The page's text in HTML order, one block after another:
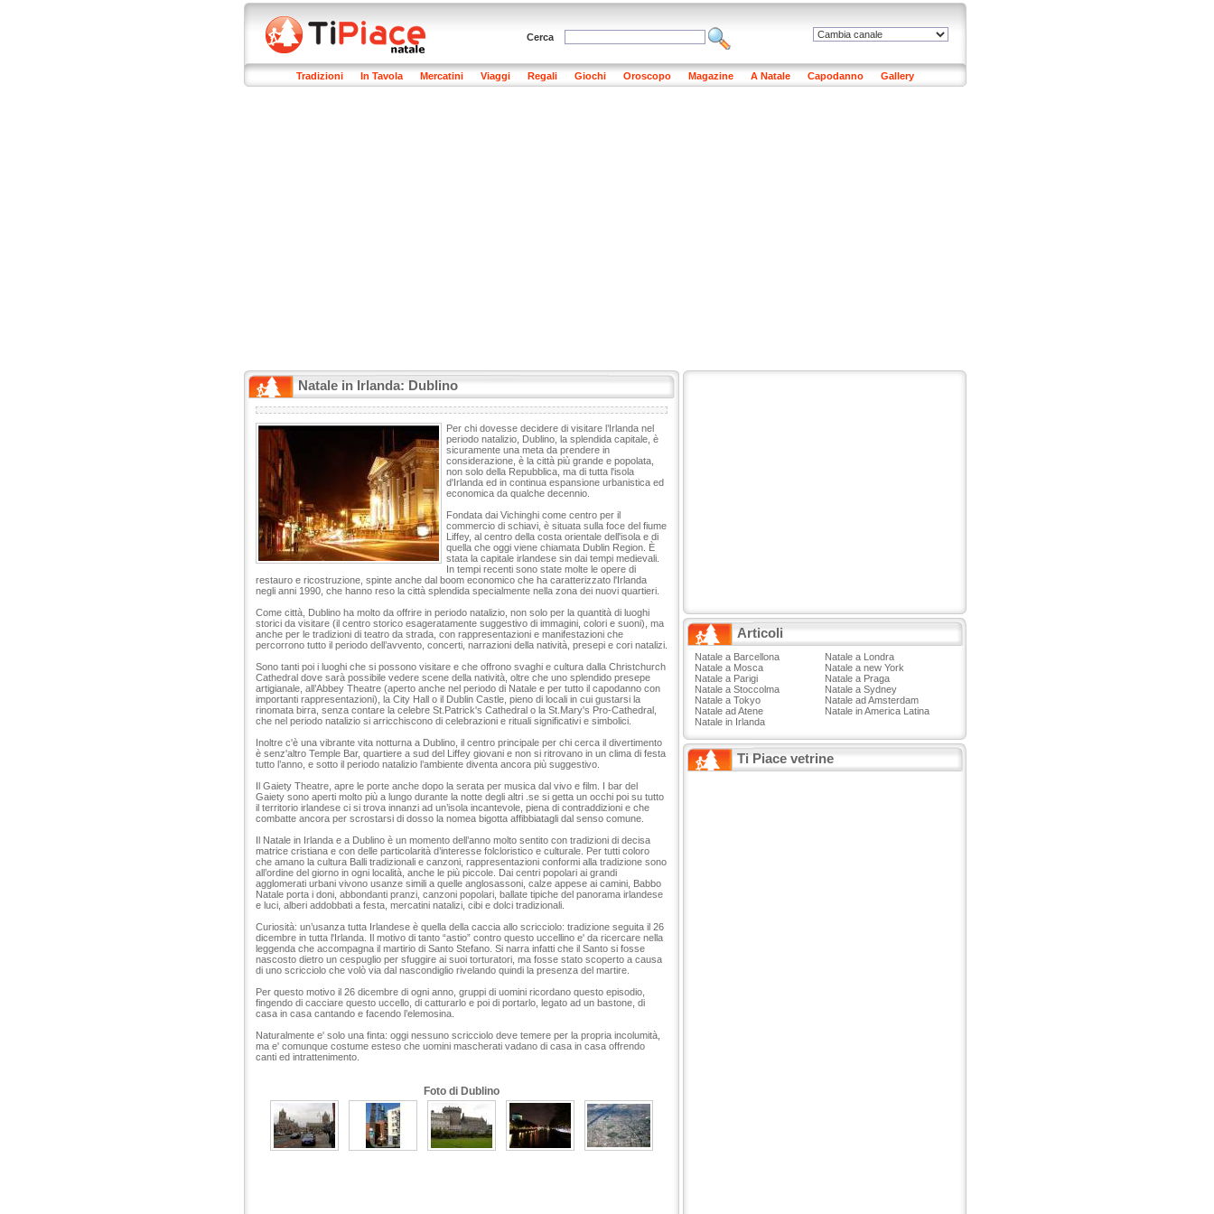
Cerca
Tradizioni In Tavola Mercatini Viaggi Regali Giochi Oroscopo Magazine A Natale Capodanno Gallery
Natale in Irlanda: Dublino
Per chi dovesse decidere di visitare l’Irlanda nel
periodo natalizio, Dublino, la splendida capitale, è
sicuramente una meta da prendere in
considerazione, è la città più grande e popolata,
non solo della Repubblica, ma di tutta l'isola
d'Irlanda ed in continua espansione urbanistica ed
economica da qualche decennio.
Fondata dai Vichinghi come centro per il
commercio di schiavi, è situata sulla foce del fiume
Liffey, al centro della costa orientale dell'isola e di
quella che oggi viene chiamata Dublin Region. È
stata la capitale irlandese sin dai tempi medievali.
In tempi recenti sono state molte le opere di
restauro e ricostruzione, spinte anche dal boom economico che ha caratterizzato l'Irlanda
negli anni 1990, che hanno reso la città splendida specialmente nella zona dei nuovi quartieri.
Come città, Dublino ha molto da offrire in periodo natalizio, non solo per la quantità di luoghi
storici da visitare (il centro storico esageratamente suggestivo di immagini, colori e suoni), ma
anche per le tradizioni di teatro da strada, con rappresentazioni e manifestazioni che
percorrono tutto il periodo dell’avvento, concerti, narrazioni della natività, presepi e cori natalizi.
Sono tanti poi i luoghi che si possono visitare e che offrono svaghi e cultura dalla Christchurch
Cathedral dove sarà possibile vedere scene della natività, oltre che uno splendido presepe
artigianale, all’Abbey Theatre (aperto anche nel periodo di Natale e per tutto il capodanno con
importanti rappresentazioni), la City Hall o il Dublin Castle, pieno di locali in cui gustarsi la
rinomata birra, senza contare la celebre St.Patrick's Cathedral o la St.Mary's Pro-Cathedral,
che nel periodo natalizio si arricchiscono di celebrazioni e rituali significativi e simbolici.
Inoltre c'è una vibrante vita notturna a Dublino, il centro principale per chi cerca il divertimento
è senz'altro Temple Bar, quartiere a sud del Liffey giovani e non si ritrovano in un clima di festa
tutto l’anno, e sotto il periodo natalizio l’ambiente diventa ancora più suggestivo.
Il Gaiety Theatre, apre le porte anche dopo la serata per musica dal vivo e film. I bar del
Gaiety sono aperti molto più a lungo durante la notte degli altri .se si getta un occhi poi su tutto
il territorio irlandese ci si trova innanzi ad un’isola incantevole, piena di contraddizioni e che
combatte ancora per scrostarsi di dosso la nomea bigotta affibbiatagli dal senso comune.
Il Natale in Irlanda e a Dublino è un momento dell’anno molto sentito con tradizioni di decisa
matrice cristiana e con delle particolarità d’interesse folcloristico e culturale. Per tutti coloro
che amano la cultura Balli tradizionali e canzoni, rappresentazioni conformi alla tradizione sono
all’ordine del giorno in ogni località, anche le più piccole. Dai centri popolari ai grandi
agglomerati urbani vivono usanze simili a quelle anglosassoni, calze appese ai camini, Babbo
Natale porta i doni, abbondanti pranzi, canzoni popolari, ballate tipiche del panorama irlandese
e luci, alberi addobbati a festa, mercatini natalizi, cibi e dolci tradizionali.
Curiosità: un’usanza tutta Irlandese è quella della caccia allo scricciolo: tradizione seguita il 26
dicembre in tutta l'Irlanda. Il motivo di tanto “astio” contro questo uccellino e' da ricercare nella
leggenda che accompagna il martirio di Santo Stefano. Si narra infatti che il Santo si fosse
nascosto dietro un cespuglio per sfuggire ai suoi torturatori, ma fosse stato scoperto a causa
di uno scricciolo che volò via dal nascondiglio rivelando quindi la presenza del martire.
Per questo motivo il 26 dicembre di ogni anno, gruppi di uomini ricordano questo episodio,
fingendo di cacciare questo uccello, di catturarlo e poi di portarlo, legato ad un bastone, di
casa in casa cantando e facendo l’elemosina.
Naturalmente e' solo una finta: oggi nessuno scricciolo deve temere per la propria incolumità,
ma e' comunque costume esteso che uomini mascherati vadano di casa in casa offrendo
canti ed intrattenimento.
Foto di Dublino
Articoli
Natale a Barcellona
Natale a Londra
Natale a Mosca
Natale a new York
Natale a Parigi
Natale a Praga
Natale a Stoccolma
Natale a Sydney
Natale a Tokyo
Natale ad Amsterdam
Natale ad Atene
Natale in America Latina
Natale in Irlanda
Ti Piace vetrine